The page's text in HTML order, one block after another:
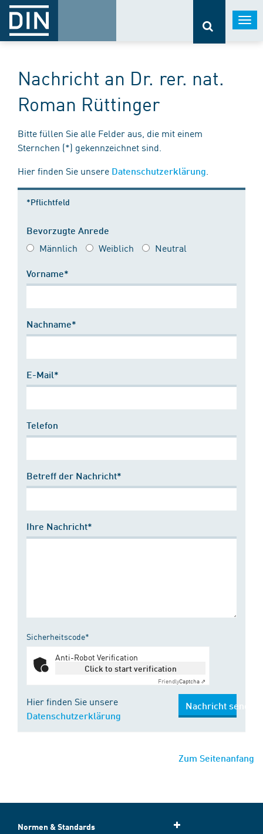
Nachricht an Dr. rer. nat.
Roman Rüttinger
Bitte füllen Sie alle Felder aus, die mit einem
Sternchen (*) gekennzeichnet sind.
Hier finden Sie unsere Datenschutzerklärung
*Pflichtfeld
Bevorzugte Anrede
Männlich Weiblich Neutral
Vorname*
Nachname*
E-Mail*
Telefon
Betreff der Nachricht*
Ihre Nachricht*
Sicherheitscode*
Anti-Robot Verification
Click to start verification
FriendlyCaptcha ⇗
Hier finden Sie unsere
Datenschutzerklärung
Nachricht senden
Zum Seitenanfang
Normen & Standards